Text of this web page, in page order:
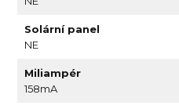
Solární panel
NE
Miliampér
158mA